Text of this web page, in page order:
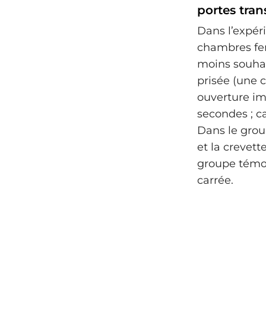
portes
Dans
chambres
moins
prisée (une
ouverture
secondes ;
Dans le
et la
groupe
carrée.